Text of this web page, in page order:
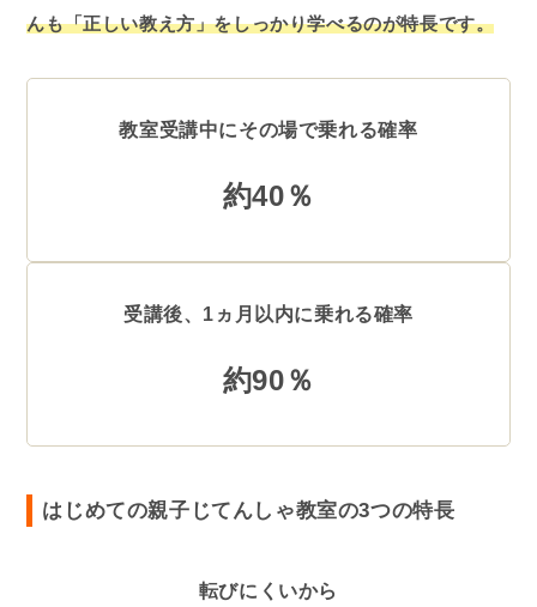
んも「正しい教え方」をしっかり学べるのが特長です。
教室受講中にその場で乗れる確率
約40％
受講後、1ヵ月以内に乗れる確率
約90％
はじめての親子じてんしゃ教室の3つの特長
転びにくいから